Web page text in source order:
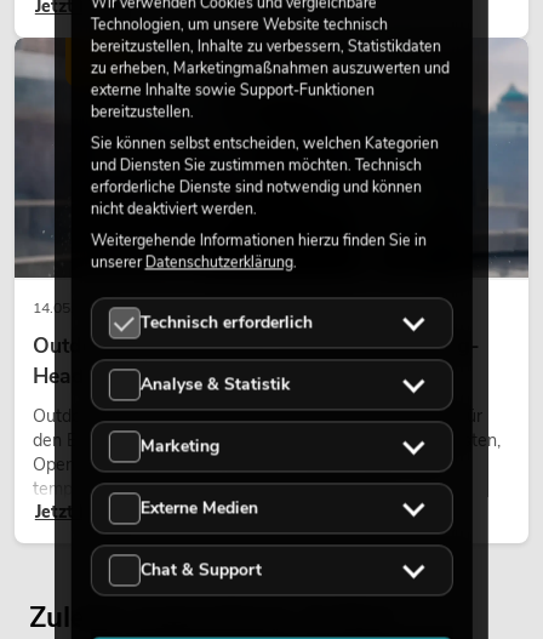
Gestaltungsmittel: Es schafft Atmosphäre, gibt Szenen
Charakter und kann technische LED-Setups emotionaler
wirken lassen.
Jetzt lesen
14.05.2026
Outdoor Moving-Heads: Wetterfeste Moving-
Heads bei Events
Outdoor Moving-Heads sind bewegliche Scheinwerfer für
den Einsatz im Freien. Sie werden bei Festivals, Stadtfesten,
Open-Air-Konzerten, Architekturinszenierungen und
temporären Außeninstallationen eingesetzt.
Jetzt lesen
LICHT
Zuletzt angesehene Artikel
Technologien, um unsere Website technisch
bereitzustellen, Inhalte zu verbessern, Statistikdaten
zu erheben, Marketingmaßnahmen auszuwerten und
externe Inhalte sowie Support-Funktionen
bereitzustellen.
Sie können selbst entscheiden, welchen Kategorien
und Diensten Sie zustimmen möchten. Technisch
erforderliche Dienste sind notwendig und können
nicht deaktiviert werden.
Weitergehende Informationen hierzu finden Sie in
unsererDatenschutzerklärung.
Technisch erforderlich
Analyse & Statistik
Marketing
Externe Medien
Chat & Support